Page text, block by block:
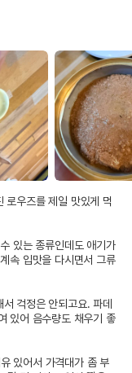
Food
이거나 그
로우즈를 제일 맛있게 먹
있는 종류인데도 애기가
속 입맛을 다시면서 그류
걱정은 안되고요. 파데
있어 음수량도 채우기 좋
있어서 가격대가 좀 부